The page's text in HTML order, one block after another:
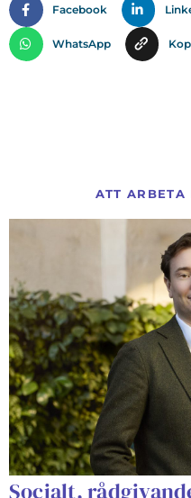
Facebook
WhatsApp
ATT ARBETA
Socialt,